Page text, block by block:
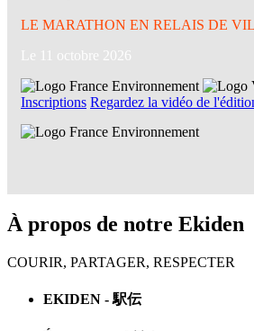
LE MARATHON EN RELAIS DE
Le 11 octobre 2026
Inscriptions Regardez la vidéo de
À propos de notre Ekiden
COURIR, PARTAGER, RESPECTER
EKIDEN - 駅伝